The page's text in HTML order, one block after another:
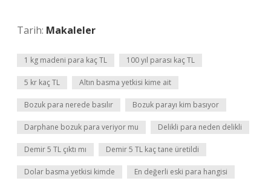
Tarih: Makaleler
1 kg madeni para kaç TL 100 yıl parası kaç TL
5 kr kaç TL Altın basma yetkisi kime ait
Bozuk para nerede basılır Bozuk parayı kim basıyor
Darphane bozuk para veriyor mu Delikli para neden delikli
Demir 5 TL çıktı mı Demir 5 TL kaç tane üretildi
Dolar basma yetkisi kimde En değerli eski para hangisi